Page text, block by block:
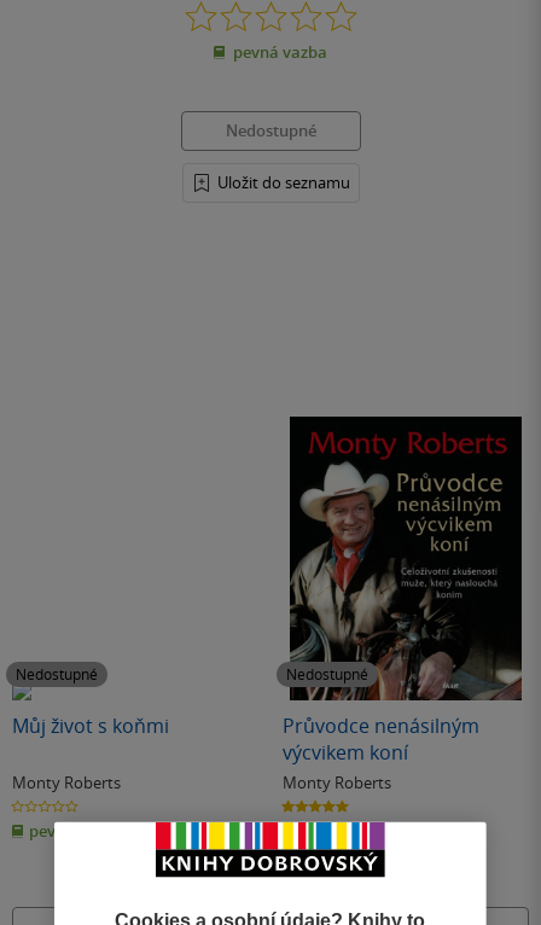
0.0
z
5
pevná vazba
Nedostupné
Uložit do seznamu
Nedostupné
Můj život s koňmi
Monty Roberts
0.0
z
5
hvězdiček
pevná vazba
Nedostupné
Průvodce nenásilným
výcvikem koní
Monty Roberts
5.0
z
Cookies a osobní údaje? Knihy to